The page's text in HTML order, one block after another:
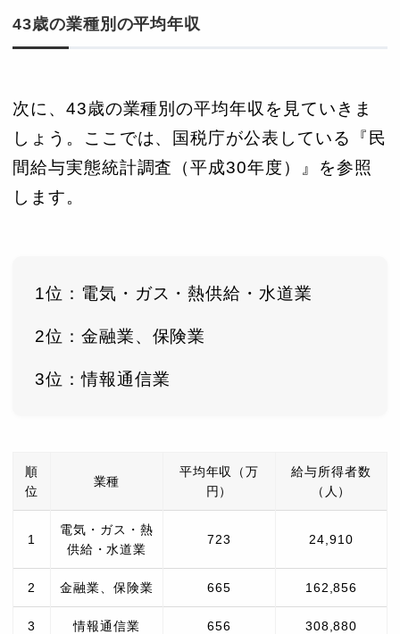
43歳の業種別の平均年収
次に、43歳の業種別の平均年収を見ていきま
しょう。ここでは、国税庁が公表している『民
間給与実態統計調査（平成30年度）』を参照
します。
1位：電気・ガス・熱供給・水道業
2位：金融業、保険業
3位：情報通信業
順
位
業種
平均年収（万
円）
給与所得者数
（人）
1
電気・ガス・熱
供給・水道業
723 24,910
2 金融業、保険業 665 162,856
3 情報通信業 656 308,880